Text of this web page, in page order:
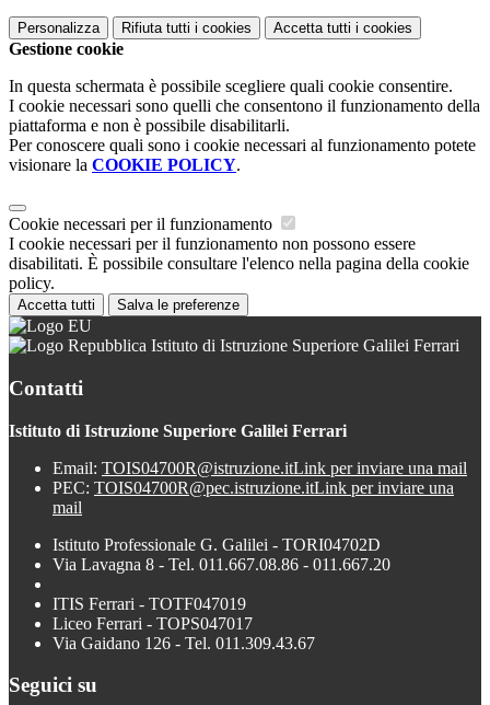
Personalizza Rifiuta tutti i cookies Accetta tutti i cookies
Gestione cookie
In questa schermata è possibile scegliere quali cookie consentire.
I cookie necessari sono quelli che consentono il funzionamento della
piattaforma e non è possibile disabilitarli.
Per conoscere quali sono i cookie necessari al funzionamento potete
visionare la COOKIE POLICY.
Cookie necessari per il funzionamento
I cookie necessari per il funzionamento non possono essere
disabilitati. È possibile consultare l'elenco nella pagina della cookie
policy.
Accetta tutti Salva le preferenze
Istituto di Istruzione Superiore Galilei Ferrari
Contatti
Istituto di Istruzione Superiore Galilei Ferrari
Email: TOIS04700R@istruzione.itLink per inviare una mail
PEC: TOIS04700R@pec.istruzione.itLink per inviare una
mail
Istituto Professionale G. Galilei - TORI04702D
Via Lavagna 8 - Tel. 011.667.08.86 - 011.667.20
ITIS Ferrari - TOTF047019
Liceo Ferrari - TOPS047017
Via Gaidano 126 - Tel. 011.309.43.67
Seguici su